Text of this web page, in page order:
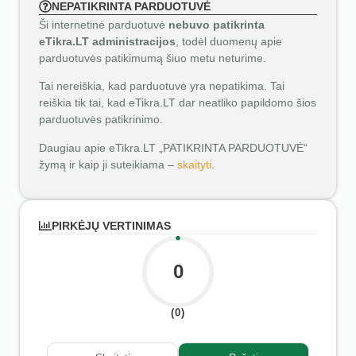
NEPATIKRINTA PARDUOTUVĖ
Ši internetinė parduotuvė nebuvo patikrinta
eTikra.LT administracijos , todėl duomenų apie
parduotuvės patikimumą šiuo metu neturime.
Tai nereiškia, kad parduotuvė yra nepatikima. Tai
reiškia tik tai, kad eTikra.LT dar neatliko papildomo šios
parduotuvės patikrinimo.
Daugiau apie eTikra.LT „PATIKRINTA PARDUOTUVĖ“
žymą ir kaip ji suteikiama – skaityti
PIRKĖJŲ VERTINIMAS
0
(0)